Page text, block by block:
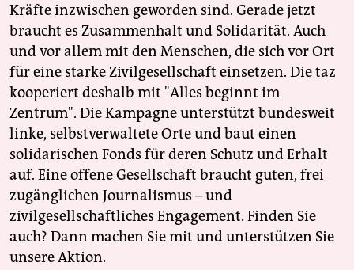
Kräfte inzwischen geworden sind. Gerade jetzt
braucht es Zusammenhalt und Solidarität. Auch
und vor allem mit den Menschen, die sich vor Ort
für eine starke Zivilgesellschaft einsetzen. Die taz
kooperiert deshalb mit "Alles beginnt im
Zentrum". Die Kampagne unterstützt bundesweit
linke, selbstverwaltete Orte und baut einen
solidarischen Fonds für deren Schutz und Erhalt
auf. Eine offene Gesellschaft braucht guten, frei
zugänglichen Journalismus – und
zivilgesellschaftliches Engagement. Finden Sie
auch? Dann machen Sie mit und unterstützen Sie
unsere Aktion.